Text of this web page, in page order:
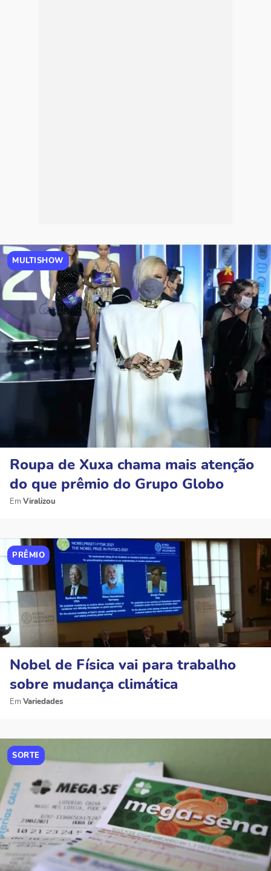
MULTISHOW
Roupa de Xuxa chama mais atenção
do que prêmio do Grupo Globo
Viralizou
PRÊMIO
Nobel de Física vai para trabalho
sobre mudança climática
Variedades
SORTE